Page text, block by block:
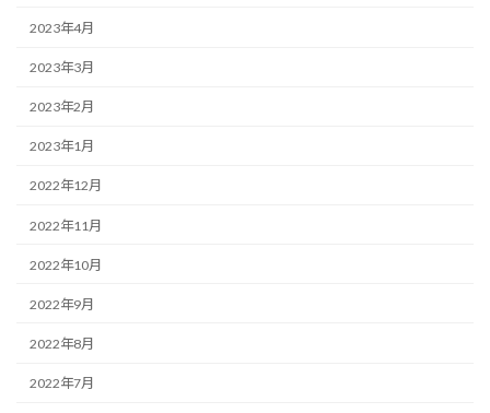
2023年4月
2023年3月
2023年2月
2023年1月
2022年12月
2022年11月
2022年10月
2022年9月
2022年8月
2022年7月